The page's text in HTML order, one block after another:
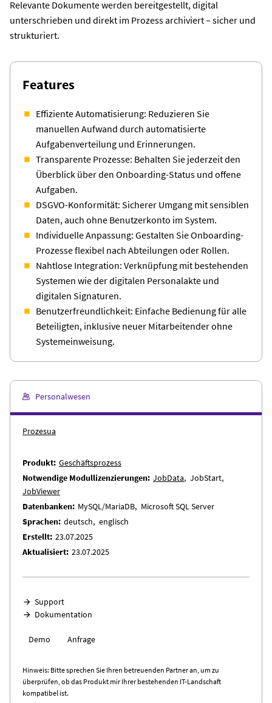
Relevante Dokumente werden bereitgestellt, digital
unterschrieben und direkt im Prozess archiviert – sicher und
strukturiert.
Features
Effiziente Automatisierung: Reduzieren Sie
manuellen Aufwand durch automatisierte
Aufgabenverteilung und Erinnerungen.
Transparente Prozesse: Behalten Sie jederzeit den
Überblick über den Onboarding-Status und offene
Aufgaben.
DSGVO-Konformität: Sicherer Umgang mit sensiblen
Daten, auch ohne Benutzerkonto im System.
Individuelle Anpassung: Gestalten Sie Onboarding-
Prozesse flexibel nach Abteilungen oder Rollen.
Nahtlose Integration: Verknüpfung mit bestehenden
Systemen wie der digitalen Personalakte und
digitalen Signaturen.
Benutzerfreundlichkeit: Einfache Bedienung für alle
Beteiligten, inklusive neuer Mitarbeitender ohne
Systemeinweisung.
Personalwesen
Prozesua
Produkt Geschäftsprozess
Notwendige Modullizenzierungen JobData
JobStart
JobViewer
Datenbanken MySQL/MariaDB
Microsoft SQL Server
Sprachen deutsch
englisch
Erstellt 23.07.2025
Aktualisiert 23.07.2025
Support
Dokumentation
Demo Anfrage
Hinweis: Bitte sprechen Sie Ihren betreuenden Partner an, um zu
überprüfen, ob das Produkt mir Ihrer bestehenden IT-Landschaft
kompatibel ist.